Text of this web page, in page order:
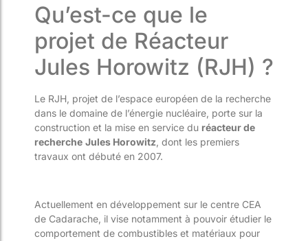
Qu’est-ce que le
projet de Réacteur
Jules Horowitz (RJH) ?
Le RJH, projet de l’espace européen de la recherche
dans le domaine de l’énergie nucléaire, porte sur la
construction et la mise en service du réacteur de
recherche Jules Horowitz , dont les premiers
travaux ont débuté en 2007.
Actuellement en développement sur le centre CEA
de Cadarache, il vise notamment à pouvoir étudier le
comportement de combustibles et matériaux pour